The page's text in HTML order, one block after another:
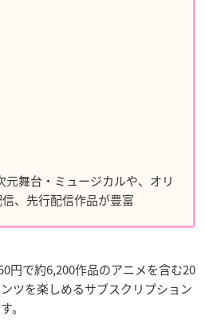
元舞台・ミュージカルや、オリ
、先行配信作品が豊富
円で約6,200作品のアニメを含む20
ツを楽しめるサブスクリプション
。